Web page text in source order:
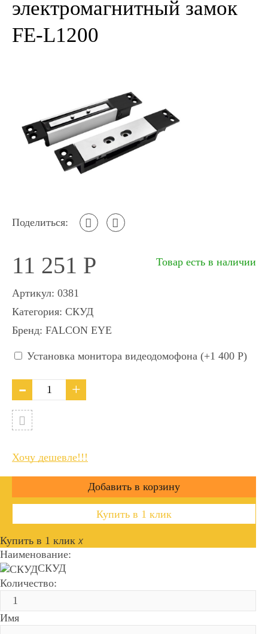
электромагнитный замок
FE-L1200
Поделиться:
11 251 Р
Артикул: 0381
Категория: СКУД
Бренд: FALCON EYE
Товар есть в наличии
Установка монитора видеодомофона (+1 400 Р)
Хочу дешевле!!!
Купить в 1 клик
Купить в 1 клик x
Наименование:
СКУД
Количество:
Имя